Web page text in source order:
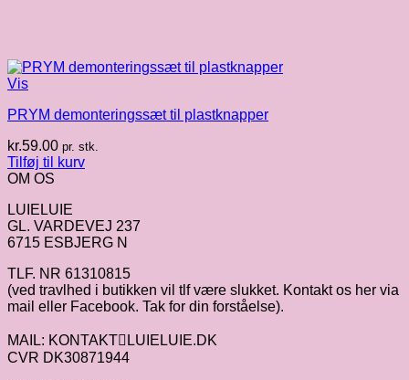
Vis
PRYM demonteringssæt til plastknapper
kr.59.00 pr. stk.
Tilføj til kurv
OM OS
LUIELUIE
GL. VARDEVEJ 237
6715 ESBJERG N
TLF. NR 61310815
(ved travlhed i butikken vil tlf være slukket. Kontakt os her via
mail eller Facebook. Tak for din forståelse).
MAIL: KONTAKTLUIELUIE.DK
CVR DK30871944